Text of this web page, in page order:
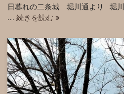
日暮れの二条城 堀川通より 堀川
… 続きを読む »